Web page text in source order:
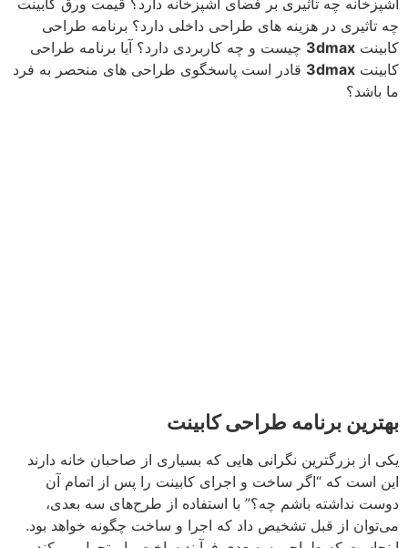
چه تاثیری در هزینه های طراحی داخلی دارد؟ برنامه طراحی
کابینت 3dmax چیست و چه کاربردی دارد؟ آیا برنامه طراحی
کابینت 3dmax قادر است پاسخگوی طراحی های منحصر به فرد
ما باشد؟
بهترین برنامه طراحی کابینت
یکی از بزرگترین نگرانی هایی که بسیاری از صاحبان خانه دارند
این است که “اگر ساخت و اجرای کابینت را پس از اتمام آن
دوست نداشته باشم چه؟” با استفاده از طرح‌های سه بعدی،
می‌توان از قبل تشخیص داد که اجرا و ساخت چگونه خواهد بود.